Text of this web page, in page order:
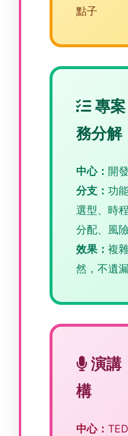
點子
專
務分解
中心： 開
分支： 功
選型、時
分配、風
效果： 複
然，不遺
演講
構
中心：